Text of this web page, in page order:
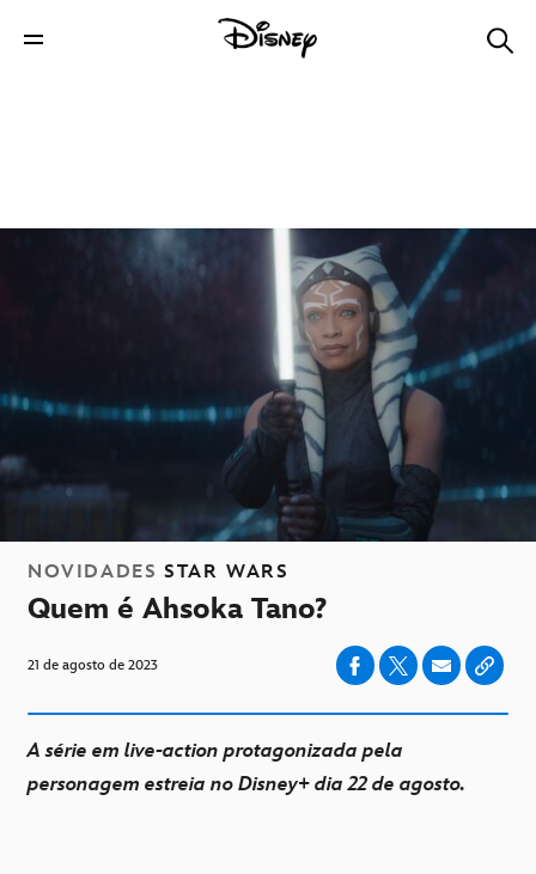
NOVIDADES STAR WARS
Quem é Ahsoka Tano?
21 de agosto de 2023
A série em live-action protagonizada pela
personagem estreia no Disney+ dia 22 de agosto.